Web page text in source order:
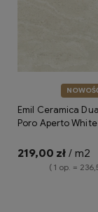
Emil Ceramica
Poro Aperto
imitujące trawertyn
219,00 zł / m2
( 1 op. =